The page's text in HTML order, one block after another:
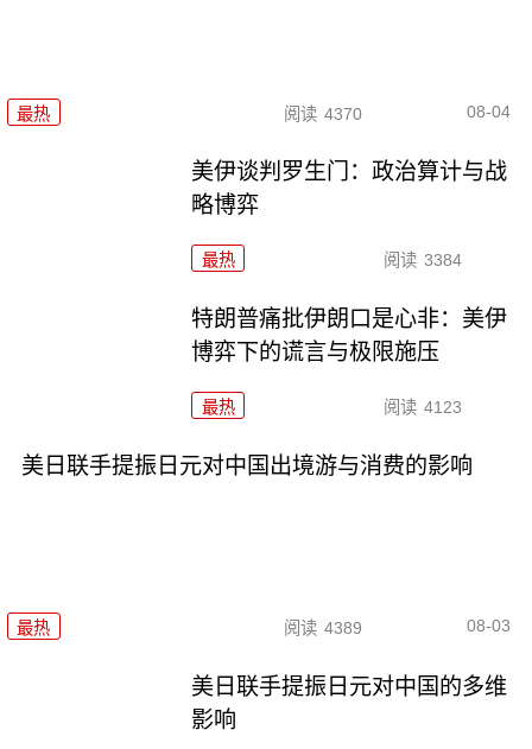
最热 阅读 4370 08-04
美伊谈判罗生门：政治算计与战
略博弈
最热 阅读 3384
特朗普痛批伊朗口是心非：美伊
博弈下的谎言与极限施压
最热 阅读 4123
美日联手提振日元对中国出境游与消费的影响
最热 阅读 4389 08-03
美日联手提振日元对中国的多维
影响